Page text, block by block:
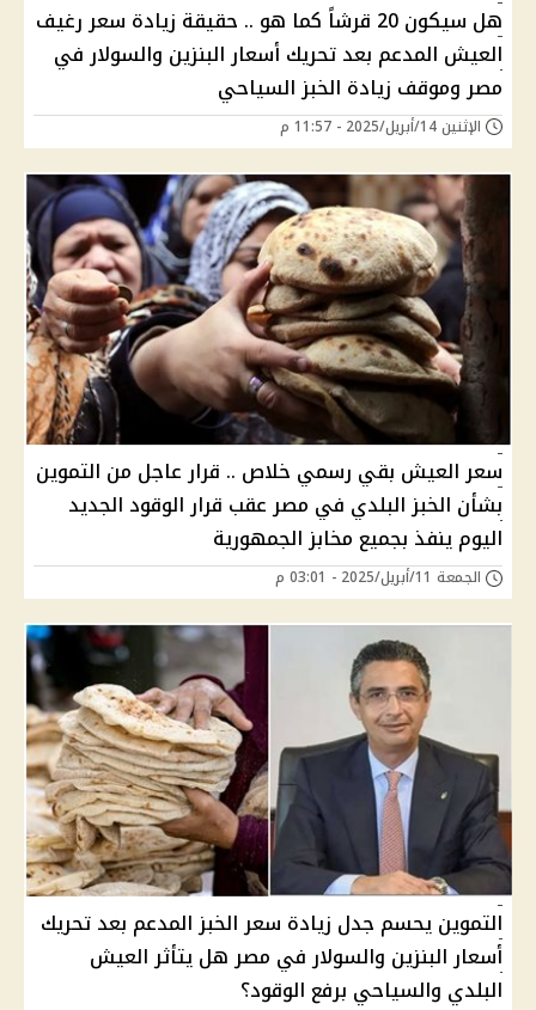
هل سيكون 20 قرشاً كما هو .. حقيقة زيادة سعر رغيف
العيش المدعم بعد تحريك أسعار البنزين والسولار في
مصر وموقف زيادة الخبز السياحي
الإثنين 14/أبريل/2025 - 11:57 م
سعر العيش بقي رسمي خلاص .. قرار عاجل من التموين
بشأن الخبز البلدي في مصر عقب قرار الوقود الجديد
اليوم ينفذ بجميع مخابز الجمهورية
الجمعة 11/أبريل/2025 - 03:01 م
التموين يحسم جدل زيادة سعر الخبز المدعم بعد تحريك
أسعار البنزين والسولار في مصر هل يتأثر العيش
البلدي والسياحي برفع الوقود؟